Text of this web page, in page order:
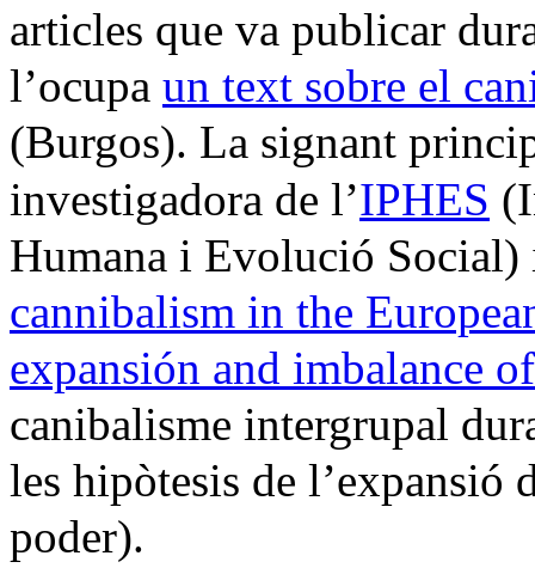
articles que va publicar
l’ocupa un text sobre el
(Burgos). La signant
investigadora de l’IPHES
Humana i Evolució
cannibalism in the
expansión and imbalance
canibalisme intergrupal
les hipòtesis de
poder).